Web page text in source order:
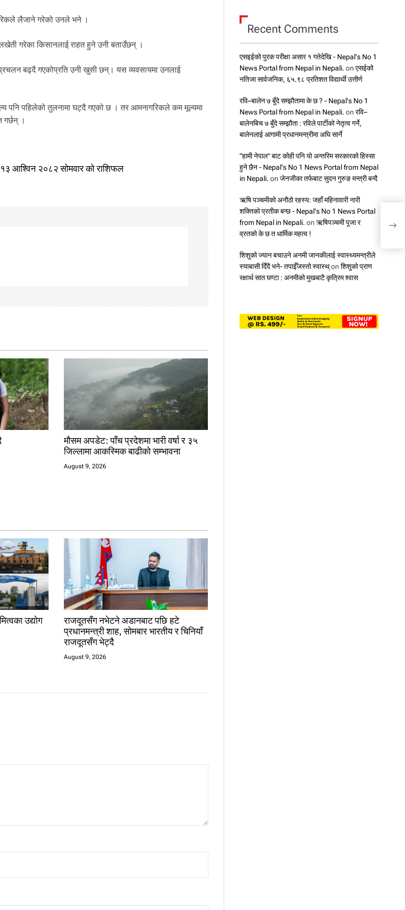
लैजाने गरेको उनले भने ।
गरेका किसानलाई राहत हुने उनी बताउँछन् ।
बढ्दै गएकोप्रति उनी खुसी छन्। यस व्यवसायमा उनलाई
पनि पहिलेको तुलनामा घट्दै गएको छ । तर आमनागरिकले कम मूल्यमा
गर्छन् ।
आश्विन २०८२ सोमवार को राशिफल
मौसम अपडेट: पाँच प्रदेशमा भारी वर्षा र ३५
जिल्लामा आकस्मिक बाढीको सम्भावना
August 9, 2026
उद्योग
राजदूतसँग नभेटने अडानबाट पछि हटे
प्रधानमन्त्री शाह, सोमबार भारतीय र चिनियाँ
राजदूतसँग भेट्दै
August 9, 2026
Recent Comments
एसइईको पुरक परीक्षा असार १ गतेदेखि - Nepal's No 1
News Portal from Nepal in Nepali. on एसईको
नतिजा सार्वजनिक, ६५.९८ प्रतिशत विद्यार्थी उत्तीर्ण
रवि–बालेन ७ बुँदे सम्झौतामा के छ ? - Nepal's No 1
News Portal from Nepal in Nepali. on रवि–
बालेनबिच ७ बुँदे सम्झौता : रविले पार्टीको नेतृत्व गर्ने,
बालेनलाई आगामी प्रधानमन्त्रीमा अघि सार्ने
"हामी नेपाल" बाट कोही पनि यो अन्तरिम सरकारको हिस्सा
हुने छैन - Nepal's No 1 News Portal from Nepal
in Nepali. on जेनजीका तर्फबाट सुदन गुरुङ मन्त्री बन्दै
ऋषि पञ्चमीको अनौठो रहस्य: जहाँ महिनावारी नारी
शक्तिको प्रतीक बन्छ - Nepal's No 1 News Portal
from Nepal in Nepali. on ऋषिपञ्चमी पूजा र
व्रतको के छ त धार्मिक महत्व !
शिशुको ज्यान बचाउने अनमी जानकीलाई स्वास्थ्यमन्त्रीले
स्याबासी दिँदै भने- तपाईँजस्तो स्वास्थ्on शिशुको प्राण
रक्षार्थ सात घण्टा : अनमीको मुखबाटै कृत्रिम श्वास